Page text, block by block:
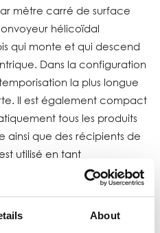
About
mètre carré de surface
hélicoïdal
qui monte et qui descend
Dans la configuration
la plus longue
Il est également compact
tous les produits
ainsi que des récipients de
utilisé en tant
pression, la surface lisse du